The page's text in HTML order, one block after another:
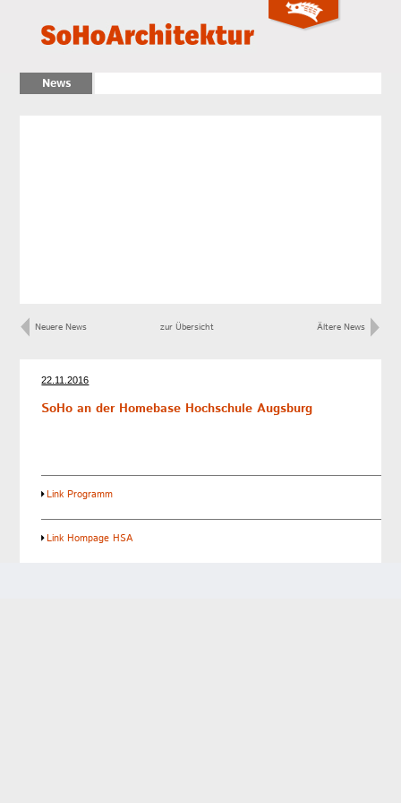
News
Neuere News zur Übersicht Ältere News
22.11.2016
SoHo an der Homebase Hochschule Augsburg
Link Programm
Link Hompage HSA